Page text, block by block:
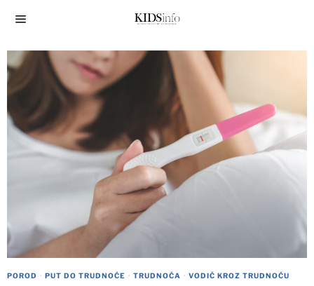
POROD · PUT DO TRUDNOĆE · TRUDNOĆA · VODIČ KROZ TRUDNOĆU